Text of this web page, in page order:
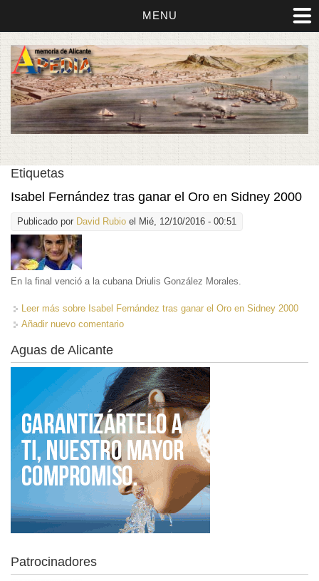
MENU
Etiquetas
Isabel Fernández tras ganar el Oro en Sidney 2000
Publicado por David Rubio el Mié, 12/10/2016 - 00:51
En la final venció a la cubana Driulis González Morales.
Leer más sobre Isabel Fernández tras ganar el Oro en Sidney 2000
Añadir nuevo comentario
Aguas de Alicante
Patrocinadores